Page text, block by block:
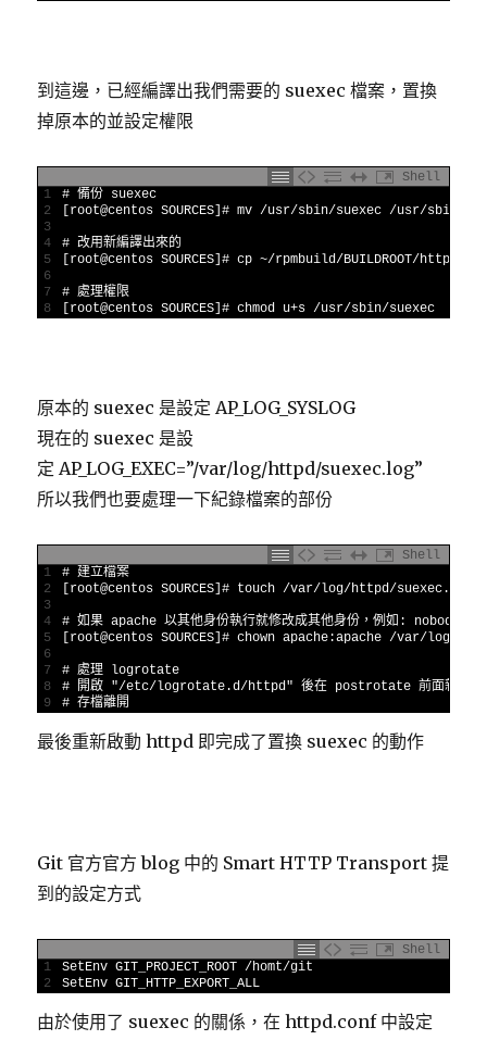
到這邊，已經編譯出我們需要的 suexec 檔案，置換
掉原本的並設定權限
Shell
1
2
3
4
5
6
7
8
# 備份 suexec
root@centos SOURCES ]# mv /usr/sbin/suexec /usr/sbin/
# 改用新編譯出來的
root@centos SOURCES ]# cp ~/rpmbuild/BUILDROOT/httpd-
# 處理權限
root@centos SOURCES ]# chmod u+s /usr/sbin/suexec
原本的 suexec 是設定 AP_LOG_SYSLOG
現在的 suexec 是設
定 AP_LOG_EXEC=”/var/log/httpd/suexec.log”
所以我們也要處理一下紀錄檔案的部份
Shell
1
2
3
4
5
6
7
8
9
# 建立檔案
root@centos SOURCES ]# touch /var/log/httpd/suexec.log
# 如果 apache 以其他身份執行就修改成其他身份，例如: nobody
root@centos SOURCES ]# chown apache:apache /var/log/
# 處理 logrotate
# 開啟 "/etc/logrotate.d/httpd" 後在 postrotate 前面新增
# 存檔離開
最後重新啟動 httpd 即完成了置換 suexec 的動作
Git 官方官方 blog 中的 Smart HTTP Transport 提
到的設定方式
Shell
1
2
SetEnv GIT_PROJECT_ROOT /homt/git
SetEnv GIT_HTTP_EXPORT_ALL
由於使用了 suexec 的關係，在 httpd.conf 中設定